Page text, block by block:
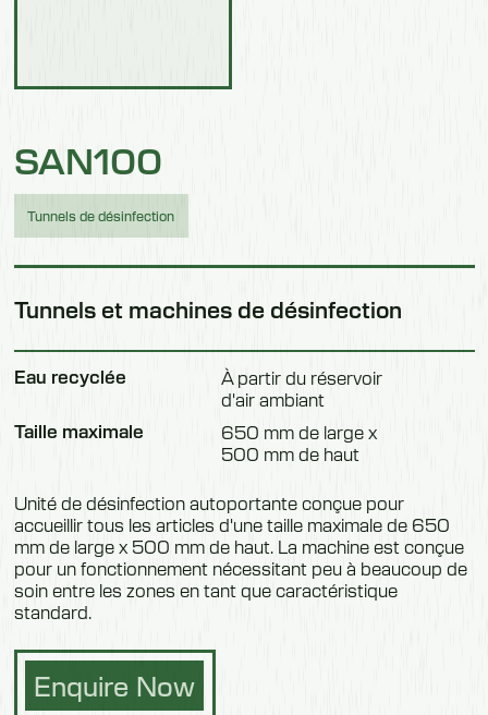
SAN100
Tunnels de désinfection
Tunnels et machines de désinfection
Eau recyclée
À partir du réservoir
d'air ambiant
Taille maximale
650 mm de large x
500 mm de haut
Unité de désinfection autoportante conçue pour
accueillir tous les articles d'une taille maximale de 650
mm de large x 500 mm de haut. La machine est conçue
pour un fonctionnement nécessitant peu à beaucoup de
soin entre les zones en tant que caractéristique
standard.
Enquire Now